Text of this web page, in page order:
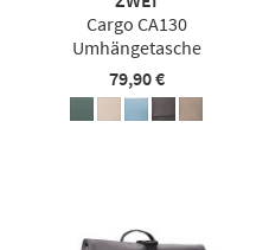
Cargo CA130
Umhängetasche
79,90 €